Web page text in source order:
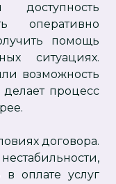
оперативно
помощь
ситуациях.
возможность
процесс
договора.
в оплате услуг